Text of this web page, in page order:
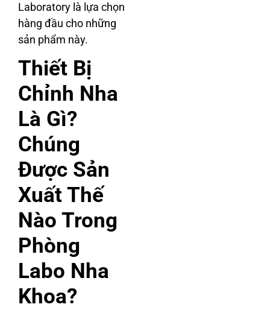
Laboratory là lựa chọn
hàng đầu cho những
sản phẩm này.
Thiết Bị
Chỉnh Nha
Là Gì?
Chúng
Được Sản
Xuất Thế
Nào Trong
Phòng
Labo Nha
Khoa?